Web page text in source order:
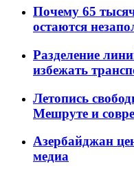
Почему 65
остаются
Разделение
избежать
Летопись
Мешруте и
Азербайджан
медиа